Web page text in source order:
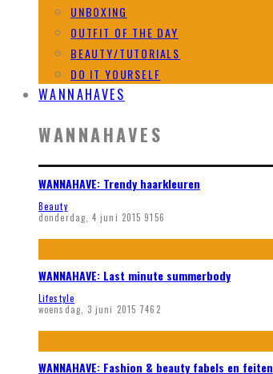
UNBOXING
OUTFIT OF THE DAY
BEAUTY/TUTORIALS
DO IT YOURSELF
WANNAHAVES
WANNAHAVES
WANNAHAVE: Trendy haarkleuren
Beauty
donderdag, 4 juni 2015 9156
WANNAHAVE: Last minute summerbody
Lifestyle
woensdag, 3 juni 2015 7462
WANNAHAVE: Fashion & beauty fabels en feiten